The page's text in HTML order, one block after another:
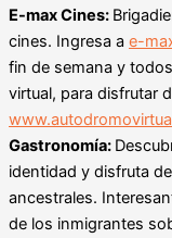
E-max Cines:
cines. Ingresa a e-
fin de semana y
virtual, para disfrutar
Gastronomía:
identidad y disfruta
ancestrales.
de los inmigrantes